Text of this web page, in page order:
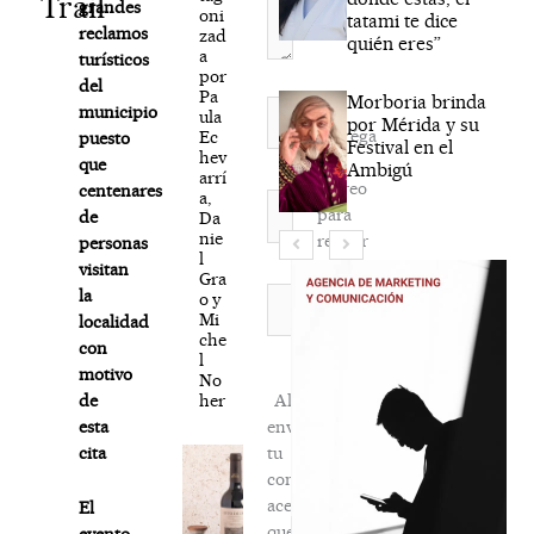
grandes
reclamos
turísticos
del
municipio
puesto
que
centenares
de
personas
visitan
la
localidad
con
motivo
de
esta
cita
El
oni
zad
a
por
Pa
ula
Ec
hev
arrí
a,
Da
nie
l
Gra
o y
Mi
che
l
No
her
Nombre*
Correo
electrónico*
Agréga
mi
correo
para
recibir
la
newsletter
Al
enviar
tu
comentario,
aceptas
tatami te dice
quién eres”
Morboria brinda
por Mérida y su
Festival en el
Ambigú